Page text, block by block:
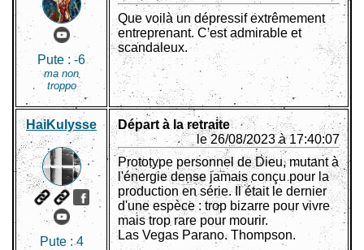
Pute : -6
ma non
troppo
Que voilà un dépressif extrêmement
entreprenant. C'est admirable et
scandaleux.
HaiKulysse
Pute :4
Départ à la retraite
le 26/08/2023 à 17:40:07
Prototype personnel de Dieu, mutant à
l'énergie dense jamais conçu pour la
production en série. Il était le dernier
d'une espèce : trop bizarre pour vivre
mais trop rare pour mourir.
Las Vegas Parano. Thompson.